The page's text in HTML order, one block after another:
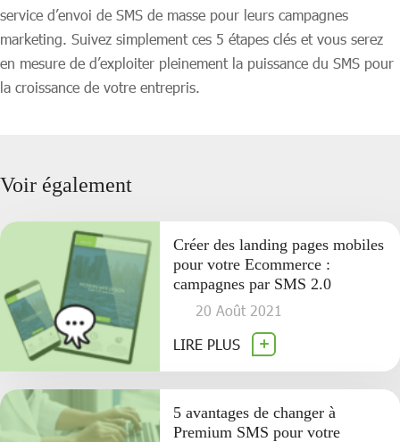
service d’envoi de SMS de masse pour leurs campagnes
marketing. Suivez simplement ces 5 étapes clés et vous serez
en mesure de d’exploiter pleinement la puissance du SMS pour
la croissance de votre entrepris.
Voir également
Créer des landing pages mobiles
pour votre Ecommerce :
campagnes par SMS 2.0
20 Août 2021
LIRE PLUS
5 avantages de changer à
Premium SMS pour votre